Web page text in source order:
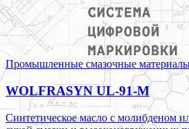
Промышленные смазочные
WOLFRASYN UL-91-M
Синтетическое масло с молибденом